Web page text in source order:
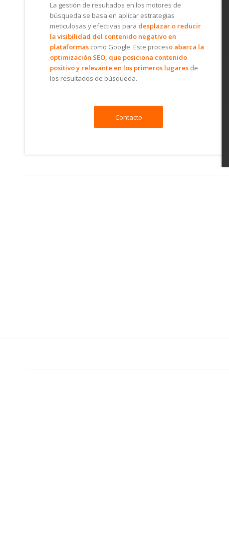
La gestión de resultados en los motores de
búsqueda se basa en aplicar estrategias
meticulosas y efectivas para desplazar o reducir
la visibilidad del contenido negativo en
plataformas como Google. Este proceso abarca la
optimización SEO, que posiciona contenido
positivo y relevante en los primeros lugares de
los resultados de búsqueda.
Contacto